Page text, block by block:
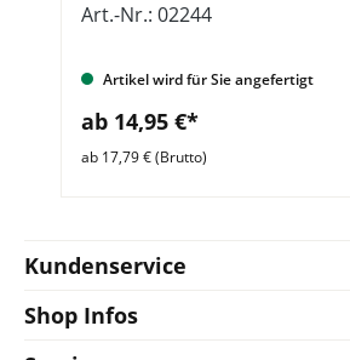
Art.-Nr.: 02244
Artikel wird für Sie angefertigt
ab 14,95 €*
ab 17,79 € (Brutto)
Kundenservice
Shop Infos